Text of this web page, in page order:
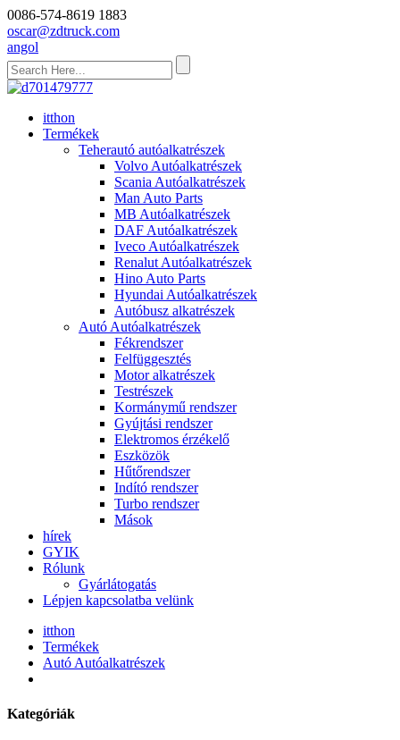
0086-574-8619 1883
oscar@zdtruck.com
angol
itthon
Termékek
Teherautó autóalkatrészek
Volvo Autóalkatrészek
Scania Autóalkatrészek
Man Auto Parts
MB Autóalkatrészek
DAF Autóalkatrészek
Iveco Autóalkatrészek
Renalut Autóalkatrészek
Hino Auto Parts
Hyundai Autóalkatrészek
Autóbusz alkatrészek
Autó Autóalkatrészek
Fékrendszer
Felfüggesztés
Motor alkatrészek
Testrészek
Kormánymű rendszer
Gyújtási rendszer
Elektromos érzékelő
Eszközök
Hűtőrendszer
Indító rendszer
Turbo rendszer
Mások
hírek
GYIK
Rólunk
Gyárlátogatás
Lépjen kapcsolatba velünk
itthon
Termékek
Autó Autóalkatrészek
Kategóriák